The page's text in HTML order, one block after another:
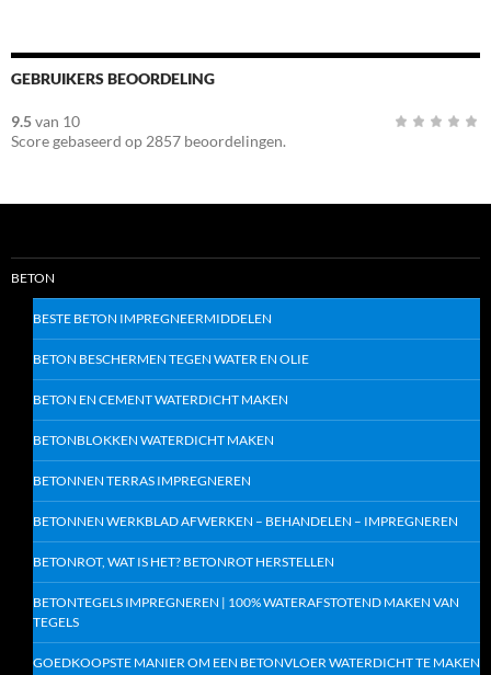
GEBRUIKERS BEOORDELING
9.5van 10
Score gebaseerd op 2857 beoordelingen.
BETON
BESTE BETON IMPREGNEERMIDDELEN
BETON BESCHERMEN TEGEN WATER EN OLIE
BETON EN CEMENT WATERDICHT MAKEN
BETONBLOKKEN WATERDICHT MAKEN
BETONNEN TERRAS IMPREGNEREN
BETONNEN WERKBLAD AFWERKEN – BEHANDELEN – IMPREGNEREN
BETONROT, WAT IS HET? BETONROT HERSTELLEN
BETONTEGELS IMPREGNEREN | 100% WATERAFSTOTEND MAKEN VAN
TEGELS
GOEDKOOPSTE MANIER OM EEN BETONVLOER WATERDICHT TE MAKEN